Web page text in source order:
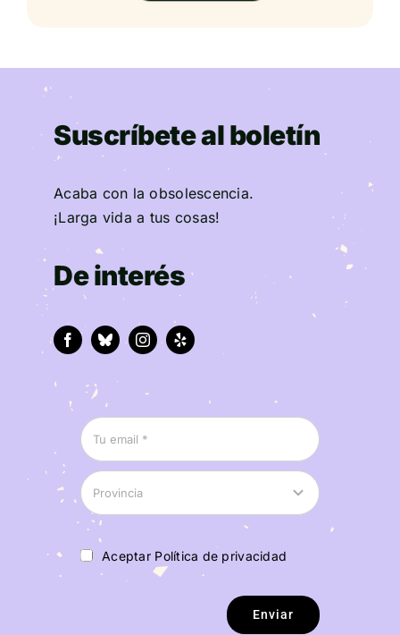
Suscríbete al boletín
Acaba con la obsolescencia.
¡Larga vida a tus cosas!
De interés
Aceptar Política de privacidad
Enviar